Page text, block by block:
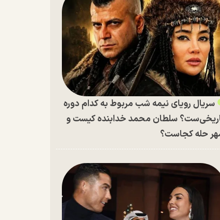
سریال رویای نیمه شب مربوط به کدام دوره
سلطان محمد خدابنده کیست و
حله کجاست؟